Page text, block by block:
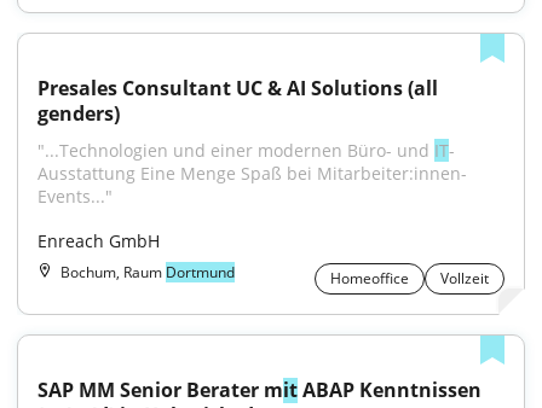
Presales Consultant UC & AI Solutions (all
genders)
"...Technologien und einer modernen Büro- und IT-
Ausstattung Eine Menge Spaß bei Mitarbeiter:innen-
Events..."
Enreach GmbH
Bochum, Raum Dortmund Homeoffice Vollzeit
SAP MM Senior Berater mit ABAP Kenntnissen